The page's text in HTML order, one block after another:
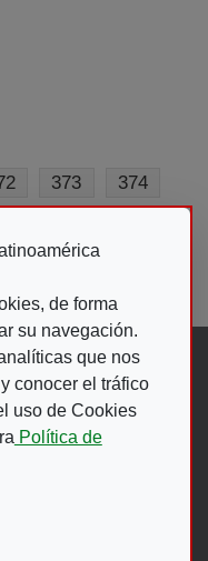
de forma
su navegación.
que nos
conocer el tráfico
uso de Cookies
Política de
Página
373 Página
374
nueva. Ir a
ventana nueva. Ir
nueva ventana)
en ventana
en nueva
Abre en ventana
(Abre en nueva